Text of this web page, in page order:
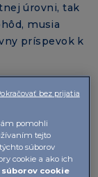
úrovni, tak
musia
príspevok k
a eticky
pomohli
tejto
súborov
cookie a ako ich
súborov cookie
bez prijatia